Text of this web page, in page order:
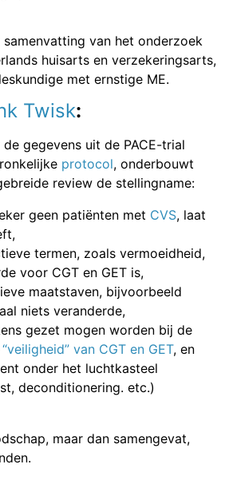
van het onderzoek
huisarts en verzekeringsarts,
met ernstige ME.
Twisk:
gegevens uit de PACE-trial
protocol, onderbouwt
review de stellingname:
geen patiënten met CVS, laat
termen, zoals vermoeidheid,
voor CGT en GET is,
maatstaven, bijvoorbeeld
niets veranderde,
gezet mogen worden bij de
“veiligheid” van CGT en GET, en
onder het luchtkasteel
deconditionering. etc.)
maar dan samengevat,